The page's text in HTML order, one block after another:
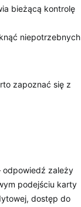
bieżącą kontrolę
niepotrzebnych
zapoznać się z
odpowiedź zależy
podejściu karty
dostęp do